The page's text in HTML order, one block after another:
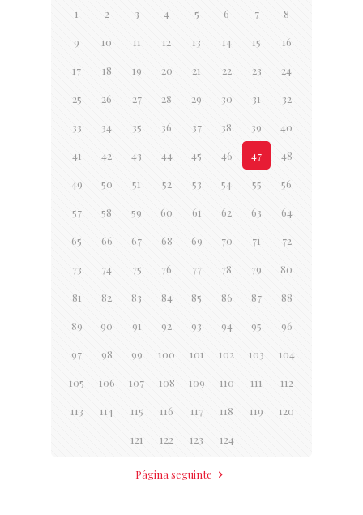
1 2 3 4 5 6 7 8
9 10 11 12 13 14 15 16
17 18 19 20 21 22 23 24
25 26 27 28 29 30 31 32
33 34 35 36 37 38 39 40
41 42 43 44 45 46 47 48
49 50 51 52 53 54 55 56
57 58 59 60 61 62 63 64
65 66 67 68 69 70 71 72
73 74 75 76 77 78 79 80
81 82 83 84 85 86 87 88
89 90 91 92 93 94 95 96
97 98 99 100 101 102 103 104
105 106 107 108 109 110 111 112
113 114 115 116 117 118 119 120
121 122 123 124
Página seguinte